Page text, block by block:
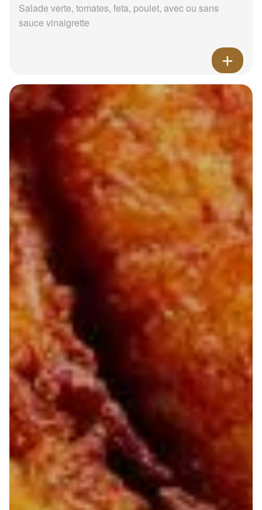
Salade verte, tomates, feta, poulet, avec ou sans
sauce vinaigrette